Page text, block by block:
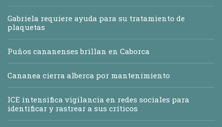
Gabriela requiere ayuda para su tratamiento de
plaquetas
Puños cananenses brillan en Caborca
Cananea cierra alberca por mantenimiento
ICE intensifica vigilancia en redes sociales para
identificar y rastrear a sus críticos